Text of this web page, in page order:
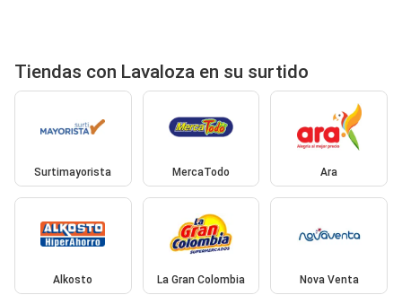
Tiendas con Lavaloza en su surtido
Surtimayorista MercaTodo Ara
Alkosto La Gran Colombia Nova Venta